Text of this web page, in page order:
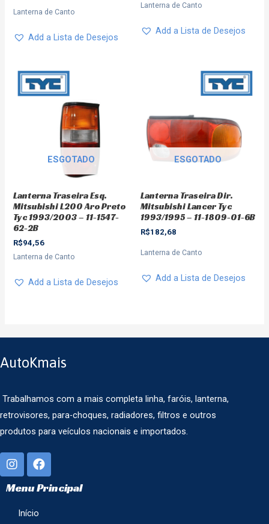
Lanterna de Canto
Add a Lista de Desejos
Lanterna de Canto
Add a Lista de Desejos
ESGOTADO
Lanterna Traseira Esq.
Mitsubishi L200 Aro Preto
Tyc 1993/2003 – 11-1547-
62-2B
R$94,56
Lanterna de Canto
Add a Lista de Desejos
ESGOTADO
Lanterna Traseira Dir.
Mitsubishi Lancer Tyc
1993/1995 – 11-1809-01-6B
R$182,68
Lanterna de Canto
Add a Lista de Desejos
AutoKmais
Trabalhamos com a mais completa linha, faróis, lanterna,
retrovisores, para-choques, radiadores, filtros e outros
produtos para veículos nacionais e importados.
Menu Principal
Início